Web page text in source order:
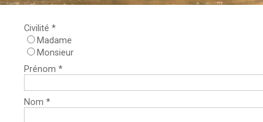
Civilité *
Madame
Monsieur
Prénom *
Nom *